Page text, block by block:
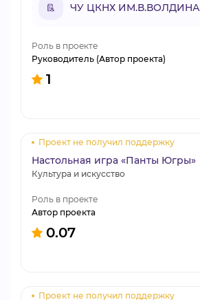
ЧУ ЦКНХ ИМ.В.ВОЛДИНА
Роль в проекте
Руководитель (Автор проекта)
1
Проект не получил поддержку
Настольная игра «Панты Югры»
Культура и искусство
Роль в проекте
Автор проекта
0.07
Проект не получил поддержку